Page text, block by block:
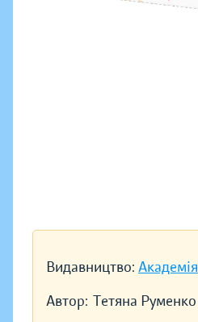
Видавництво: Академія
Автор: Тетяна Руменко